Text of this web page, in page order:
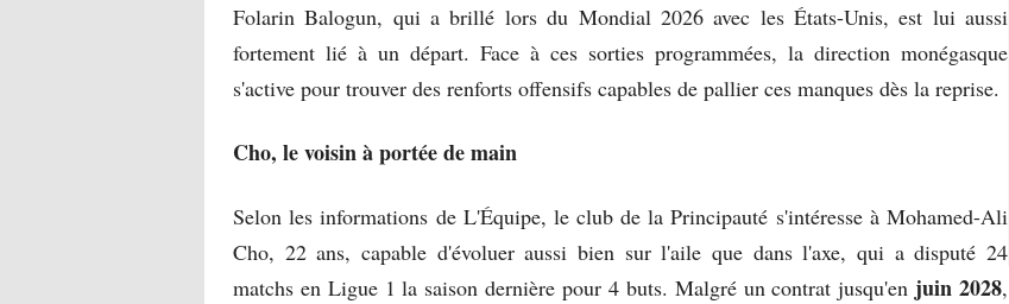
Folarin Balogun, qui a brillé lors du Mondial 2026 avec les États-Unis, est lui aussi
fortement lié à un départ. Face à ces sorties programmées, la direction monégasque
s'active pour trouver des renforts offensifs capables de pallier ces manques dès la reprise.
Cho, le voisin à portée de main
Selon les informations de L'Équipe, le club de la Principauté s'intéresse à Mohamed-Ali
Cho, 22 ans, capable d'évoluer aussi bien sur l'aile que dans l'axe, qui a disputé 24
matchs en Ligue 1 la saison dernière pour 4 buts. Malgré un contrat jusqu'en juin 2028,